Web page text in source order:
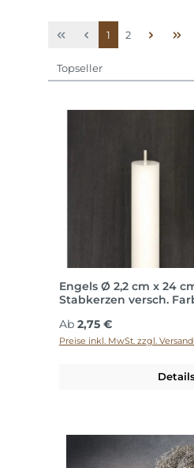
Seite
1 Seite
2
Engels Ø 2,2 cm x 24
Stabkerzen versch.
Regulärer Preis:
Ab 2,75 €
Preise inkl. MwSt. zzgl.